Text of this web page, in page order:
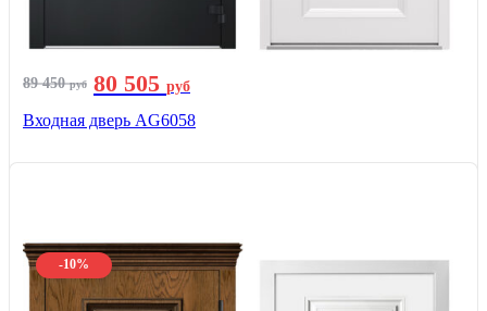
89 450руб 80 505 руб
Входная дверь AG6058
-10%